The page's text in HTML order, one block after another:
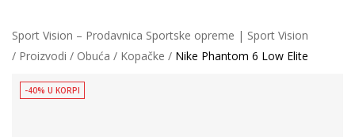
Sport Vision – Prodavnica Sportske opreme | Sport Vision
Proizvodi
Obuća Kopačke Nike Phantom 6 Low Elite
-40% U KORPI